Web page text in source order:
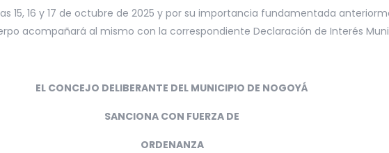
16 y 17 de octubre de 2025 y por su importancia fundamentada
acompañará al mismo con la correspondiente Declaración de Interés
EL CONCEJO DELIBERANTE DEL MUNICIPIO DE NOGOYÁ
SANCIONA CON FUERZA DE
ORDENANZA